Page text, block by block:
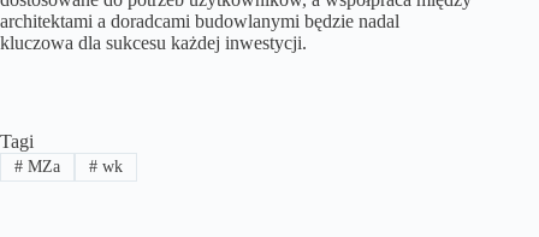
architektami a doradcami budowlanymi będzie nadal
kluczowa dla sukcesu każdej inwestycji.
Tagi
#MZa #wk